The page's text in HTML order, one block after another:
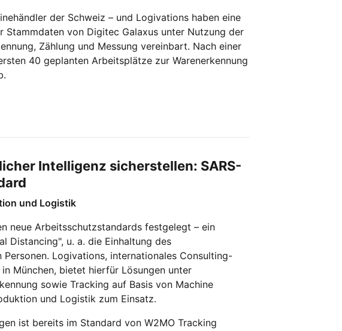
der Schweiz – und Logivations haben eine
Stammdaten von Digitec Galaxus unter Nutzung der
Zählung und Messung vereinbart. Nach einer
40 geplanten Arbeitsplätze zur Warenerkennung
Intelligenz sicherstellen: SARS-
und Logistik
neue Arbeitsschutzstandards festgelegt – ein
Distancing", u. a. die Einhaltung des
Logivations, internationales Consulting-
München, bietet hierfür Lösungen unter
sowie Tracking auf Basis von Machine
und Logistik zum Einsatz.
ist bereits im Standard von W2MO Tracking